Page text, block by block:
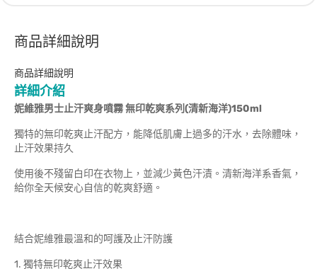
商品詳細說明
商品詳細說明
詳細介紹
妮維雅男士止汗爽身噴霧無印乾爽系列 (清新海洋)150ml
獨特的無印乾爽止汗配方，能降低肌膚上過多的汗水，去除體味，
止汗效果持久
使用後不殘留白印在衣物上，並減少黃色汗漬。清新海洋系香氣，
給你全天候安心自信的乾爽舒適。
結合妮維雅最溫和的呵護及止汗防護
1. 獨特無印乾爽止汗效果